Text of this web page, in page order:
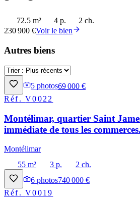
72.5 m² 4 p.
2 ch.
230 900 €Voir le bien
Autres biens
5 photos69 000 €
Réf.V0022
Montélimar, quartier Saint
immédiate de tous les commerces.
Montélimar
55 m²
3 p.
2 ch.
6 photos740 000 €
Réf.V0019